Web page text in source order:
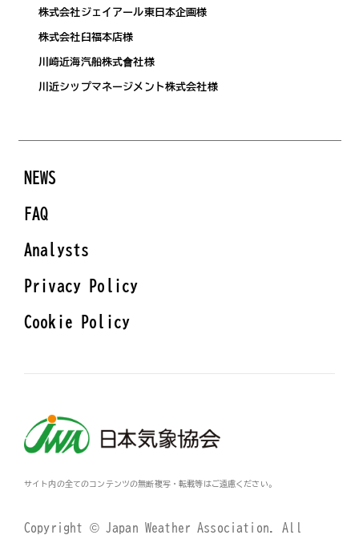
株式会社ジェイアール東日本企画様
株式会社臼福本店様
川崎近海汽船株式會社様
川近シップマネージメント株式会社様
NEWS
FAQ
Analysts
Privacy Policy
Cookie Policy
Copyright © Japan Weather Association. All
サイト内の全てのコンテンツの無断複写・転載等はご遠慮ください。